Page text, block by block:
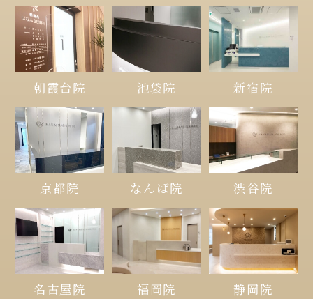
朝霞台院 池袋院 新宿院
京都院 なんば院 渋谷院
名古屋院 福岡院 静岡院